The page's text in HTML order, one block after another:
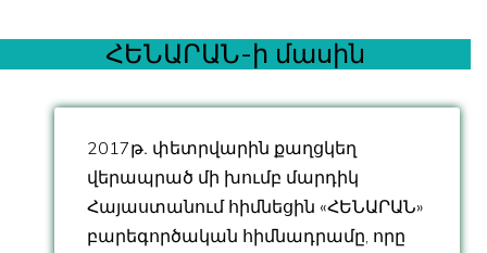
ՀԵՆԱՐԱՆ-ի մասին
2017թ․ փետրվարին քաղցկեղ
վերապրած մի խումբ մարդիկ
Հայաստանում հիմնեցին «ՀԵՆԱՐԱՆ»
բարեգործական հիմնադրամը, որը